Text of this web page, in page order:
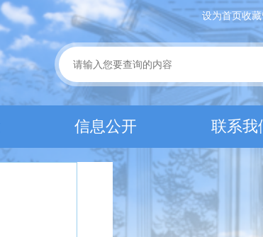
设为首页收藏
信息公开 联系我